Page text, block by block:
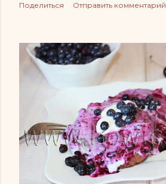
Поделиться Отправить комментарий